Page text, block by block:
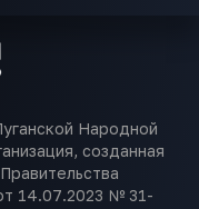
Народной
созданная
14.07.2023 № 31-